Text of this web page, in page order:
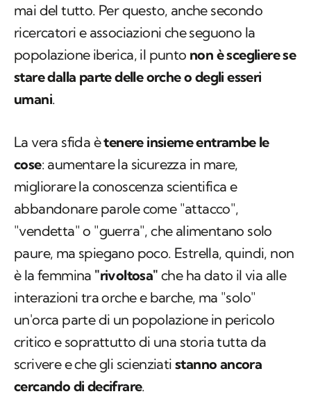
mai del tutto. Per questo, anche secondo
ricercatori e associazioni che seguono la
popolazione iberica, il punto non è scegliere se
stare dalla parte delle orche o degli esseri
umani.
La vera sfida ètenere insieme entrambe le
cose: aumentare la sicurezza in mare,
migliorare la conoscenza scientifica e
abbandonare parole come "attacco",
"vendetta" o "guerra", che alimentano solo
paure, ma spiegano poco. Estrella, quindi, non
è la femmina "rivoltosa" che ha dato il via alle
interazioni tra orche e barche, ma "solo"
un'orca parte di un popolazione in pericolo
critico e soprattutto di una storia tutta da
scrivere e che gli scienziati stanno ancora
cercando di decifrare.